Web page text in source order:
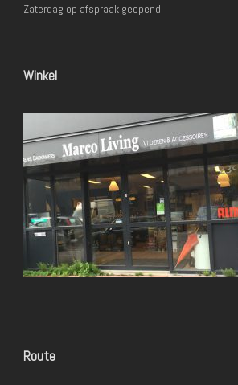
Zaterdag op afspraak geopend.
Winkel
Route